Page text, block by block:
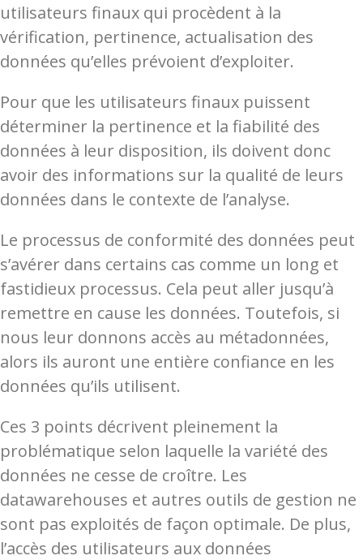
utilisateurs finaux qui procèdent à la
vérification, pertinence, actualisation des
données qu’elles prévoient d’exploiter.
Pour que les utilisateurs finaux puissent
déterminer la pertinence et la fiabilité des
données à leur disposition, ils doivent donc
avoir des informations sur la qualité de leurs
données dans le contexte de l’analyse.
Le processus de conformité des données peut
s’avérer dans certains cas comme un long et
fastidieux processus. Cela peut aller jusqu’à
remettre en cause les données. Toutefois, si
nous leur donnons accès au métadonnées,
alors ils auront une entière confiance en les
données qu’ils utilisent.
Ces 3 points décrivent pleinement la
problématique selon laquelle la variété des
données ne cesse de croître. Les
datawarehouses et autres outils de gestion ne
sont pas exploités de façon optimale. De plus,
l’accès des utilisateurs aux données